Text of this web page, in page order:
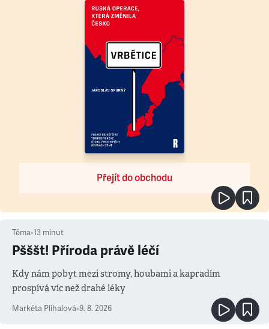
Přejít do obchodu
Téma•13 minut
Pšššt! Příroda právě léčí
Kdy nám pobyt mezi stromy, houbami a kapradím
prospívá víc než drahé léky
Markéta Plíhalová•9. 8. 2026